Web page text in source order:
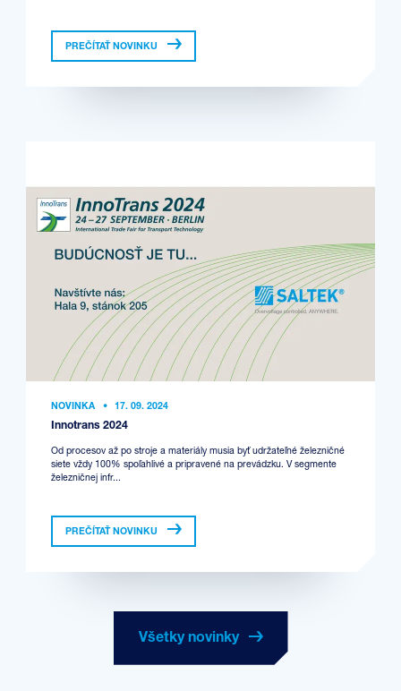
PREČÍTAŤ NOVINKU
NOVINKA • 17. 09. 2024
Innotrans 2024
Od procesov až po stroje a materiály musia byť udržateľné železničné
siete vždy 100% spoľahlivé a pripravené na prevádzku. V segmente
železničnej infr...
PREČÍTAŤ NOVINKU
Všetky novinky